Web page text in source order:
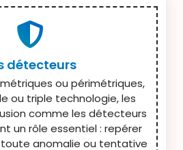
détecteurs
ou périmétriques,
ou triple technologie, les
comme les détecteurs
un rôle essentiel : repérer
anomalie ou tentative